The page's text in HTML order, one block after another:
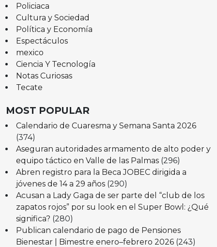
Policiaca
Cultura y Sociedad
Política y Economía
Espectáculos
mexico
Ciencia Y Tecnología
Notas Curiosas
Tecate
MOST POPULAR
Calendario de Cuaresma y Semana Santa 2026
(374)
Aseguran autoridades armamento de alto poder y
equipo táctico en Valle de las Palmas (296)
Abren registro para la Beca JOBEC dirigida a
jóvenes de 14 a 29 años (290)
Acusan a Lady Gaga de ser parte del “club de los
zapatos rojos” por su look en el Super Bowl: ¿Qué
significa? (280)
Publican calendario de pago de Pensiones
Bienestar | Bimestre enero–febrero 2026 (243)